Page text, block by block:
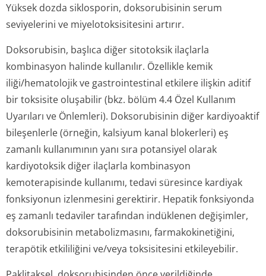
Yüksek dozda siklosporin, doksorubisinin serum
seviyelerini ve miyelotoksisitesini artırır.
Doksorubisin, başlıca diğer sitotoksik ilaçlarla
kombinasyon halinde kullanılır. Özellikle kemik
iliği/hematolojik ve gastrointestinal etkilere ilişkin aditif
bir toksisite oluşabilir (bkz. bölüm 4.4 Özel Kullanım
Uyarıları ve Önlemleri). Doksorubisinin diğer kardiyoaktif
bileşenlerle (örneğin, kalsiyum kanal blokerleri) eş
zamanlı kullanımının yanı sıra potansiyel olarak
kardiyotoksik diğer ilaçlarla kombinasyon
kemoterapisinde kullanımı, tedavi süresince kardiyak
fonksiyonun izlenmesini gerektirir. Hepatik fonksiyonda
eş zamanlı tedaviler tarafından indüklenen değişimler,
doksorubisinin metabolizmasını, farmakokinetiğini,
terapötik etkililiğini ve/veya toksisitesini etkileyebilir.